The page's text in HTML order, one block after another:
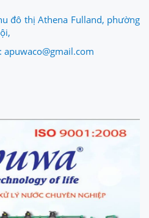
đô thị Athena Fulland, phường